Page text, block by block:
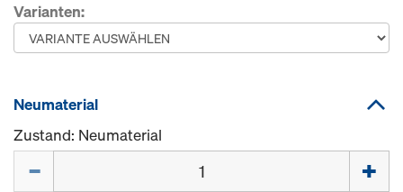
Varianten:
Neumaterial
Zustand: Neumaterial